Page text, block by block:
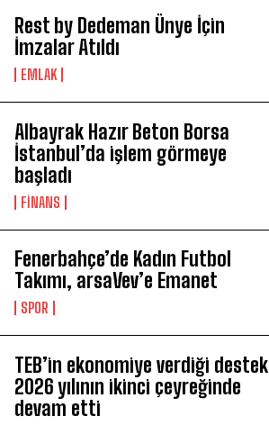
Rest by Dedeman Ünye İçin
İmzalar Atıldı
EMLAK
Albayrak Hazır Beton Borsa
İstanbul’da işlem görmeye
başladı
FİNANS
Fenerbahçe’de Kadın Futbol
Takımı, arsaVev’e Emanet
SPOR
TEB’in ekonomiye verdiği destek
2026 yılının ikinci çeyreğinde
devam etti